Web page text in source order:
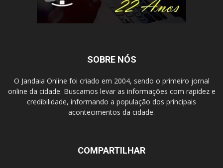
SOBRE NÓS
O Jandaia Online foi criado em 2004, sendo o primeiro jornal
online da cidade. Buscamos levar as informações com rapidez e
credibilidade, informando a população dos principais
acontecimentos da cidade.
COMPARTILHAR